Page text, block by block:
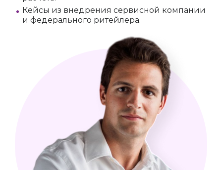
Кейсы из внедрения сервисной компании
и федерального ритейлера.